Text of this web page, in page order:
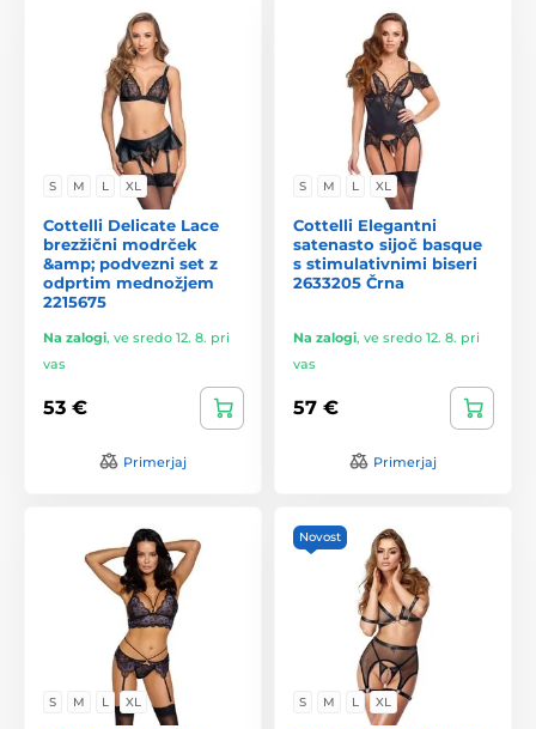
S M L XL
Cottelli Delicate Lace
brezžični modrček
&amp; podvezni set z
odprtim mednožjem
2215675
Na zalogi, ve sredo 12. 8. pri
vas
53 €
Primerjaj
S M L XL
Cottelli Elegantni
satenasto sijoč basque
s stimulativnimi biseri
2633205 Črna
Na zalogi, ve sredo 12. 8. pri
vas
57 €
Primerjaj
S M L XL
Novost
S M L XL